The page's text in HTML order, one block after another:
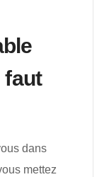
faut
dans
mettez